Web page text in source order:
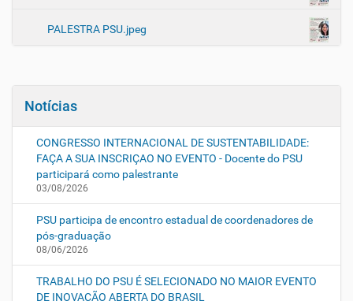
PALESTRA PSU.jpeg
Notícias
CONGRESSO INTERNACIONAL DE SUSTENTABILIDADE:
FAÇA A SUA INSCRIÇAO NO EVENTO - Docente do PSU
participará como palestrante
03/08/2026
PSU participa de encontro estadual de coordenadores de
pós-graduação
08/06/2026
TRABALHO DO PSU É SELECIONADO NO MAIOR EVENTO
DE INOVAÇÃO ABERTA DO BRASIL